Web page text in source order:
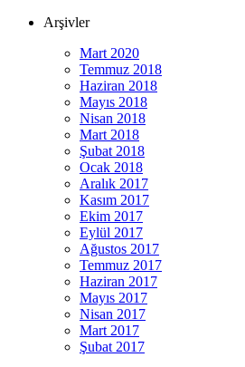
Arşivler
Mart 2020
Temmuz 2018
Haziran 2018
Mayıs 2018
Nisan 2018
Mart 2018
Şubat 2018
Ocak 2018
Aralık 2017
Kasım 2017
Ekim 2017
Eylül 2017
Ağustos 2017
Temmuz 2017
Haziran 2017
Mayıs 2017
Nisan 2017
Mart 2017
Şubat 2017